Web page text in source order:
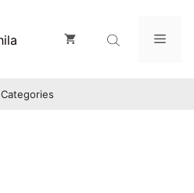
Categories